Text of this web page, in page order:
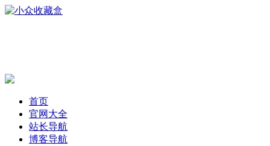
首页
官网大全
站长导航
博客导航